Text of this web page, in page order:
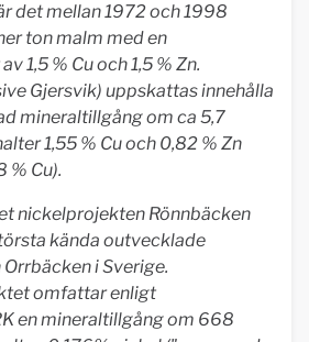
det mellan 1972 och 1998
ton malm med en
1,5 % Cu och 1,5 % Zn.
Gjersvik) uppskattas innehålla
mineraltillgång om ca 5,7
1,55 % Cu och 0,82 % Zn
% Cu).
nickelprojekten Rönnbäcken
kända outvecklade
i Sverige.
omfattar enligt
en mineraltillgång om 668